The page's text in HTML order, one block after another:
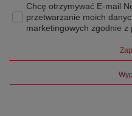
Chcę otrzymywać E-mail
przetwarzanie moich
marketingowych zgodnie z